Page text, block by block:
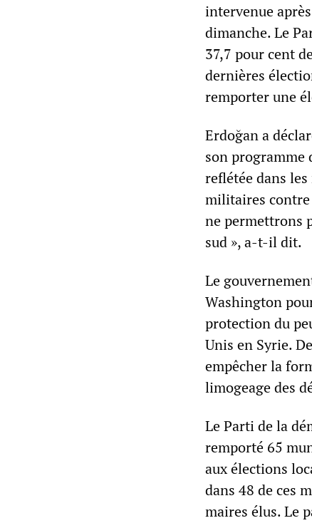
intervenue
dimanche. Le
37,7 pour cent
dernières
remporter une
Erdoğan a
son programme
reflétée dans
militaires contre
ne permettrons
sud », a-t-il dit.
Le
Washington
protection du
Unis en Syrie.
empêcher la
limogeage des
Le Parti de la
remporté 65
aux élections
dans 48 de ces
maires élus. Le